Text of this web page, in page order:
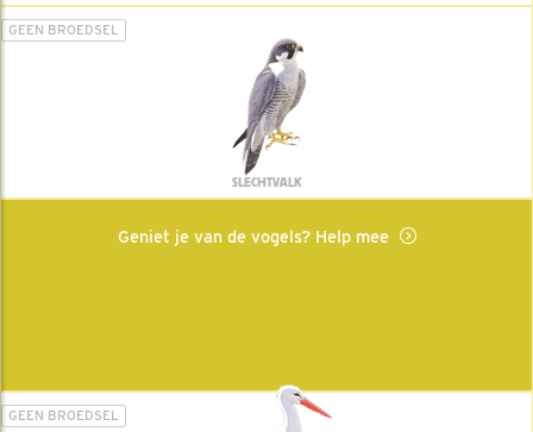
GEEN BROEDSEL
SLECHTVALK
Geniet je van de vogels? Help mee
GEEN BROEDSEL